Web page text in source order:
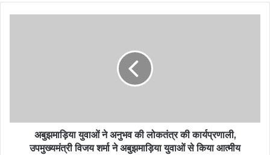
अबुझमाड़िया युवाओं ने अनुभव की लोकतंत्र की कार्यप्रणाली,
उपमुख्यमंत्री विजय शर्मा ने अबुझमाड़िया युवाओं से किया आत्मीय